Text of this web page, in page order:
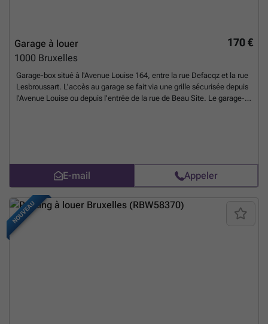
170 €
Garage à louer
1000 Bruxelles
Garage-box situé à l'Avenue Louise 164, entre la rue Defacqz et la rue
Lesbroussart. L'accès au garage se fait via une grille sécurisée depuis
l'Avenue Louise ou depuis l'entrée de la rue de Beau Site. Le garage-
garantie locative est de deux mois.En savoir plus ?
E-mail Appeler
NOUVEAU